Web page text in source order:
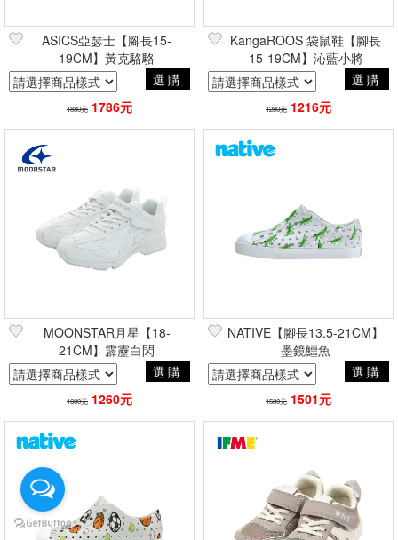
ASICS亞瑟士【腳長15-
19CM】黃克駱駱
選購
1880元 1786元
KangaROOS 袋鼠鞋【腳長
15-19CM】沁藍小將
選購
1280元 1216元
MOONSTAR月星【18-
21CM】霹靂白閃
選購
1680元 1260元
NATIVE【腳長13.5-21CM】
墨鏡鱷魚
選購
1580元 1501元